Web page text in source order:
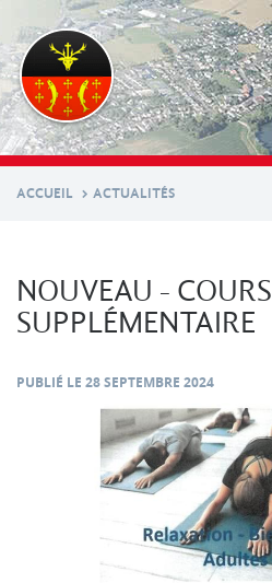
contenu
principal
ACCUEIL ACTUALITÉS
NOUVEAU - COURS
SUPPLÉMENTAIRE
PUBLIÉ LE 28 SEPTEMBRE 2024